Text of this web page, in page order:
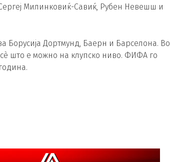
Сергеј Милинковиќ-Савиќ, Рубен Невешш и
Борусија Дортмунд, Баерн и Барселона. Во
сè што е можно на клупско ниво. ФИФА го